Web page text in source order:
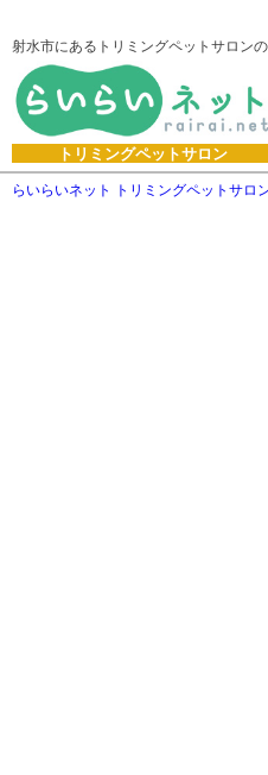
射水市にあるトリミングペットサロン
トリミングペットサロン
らいらいネット トリミングペットサロ